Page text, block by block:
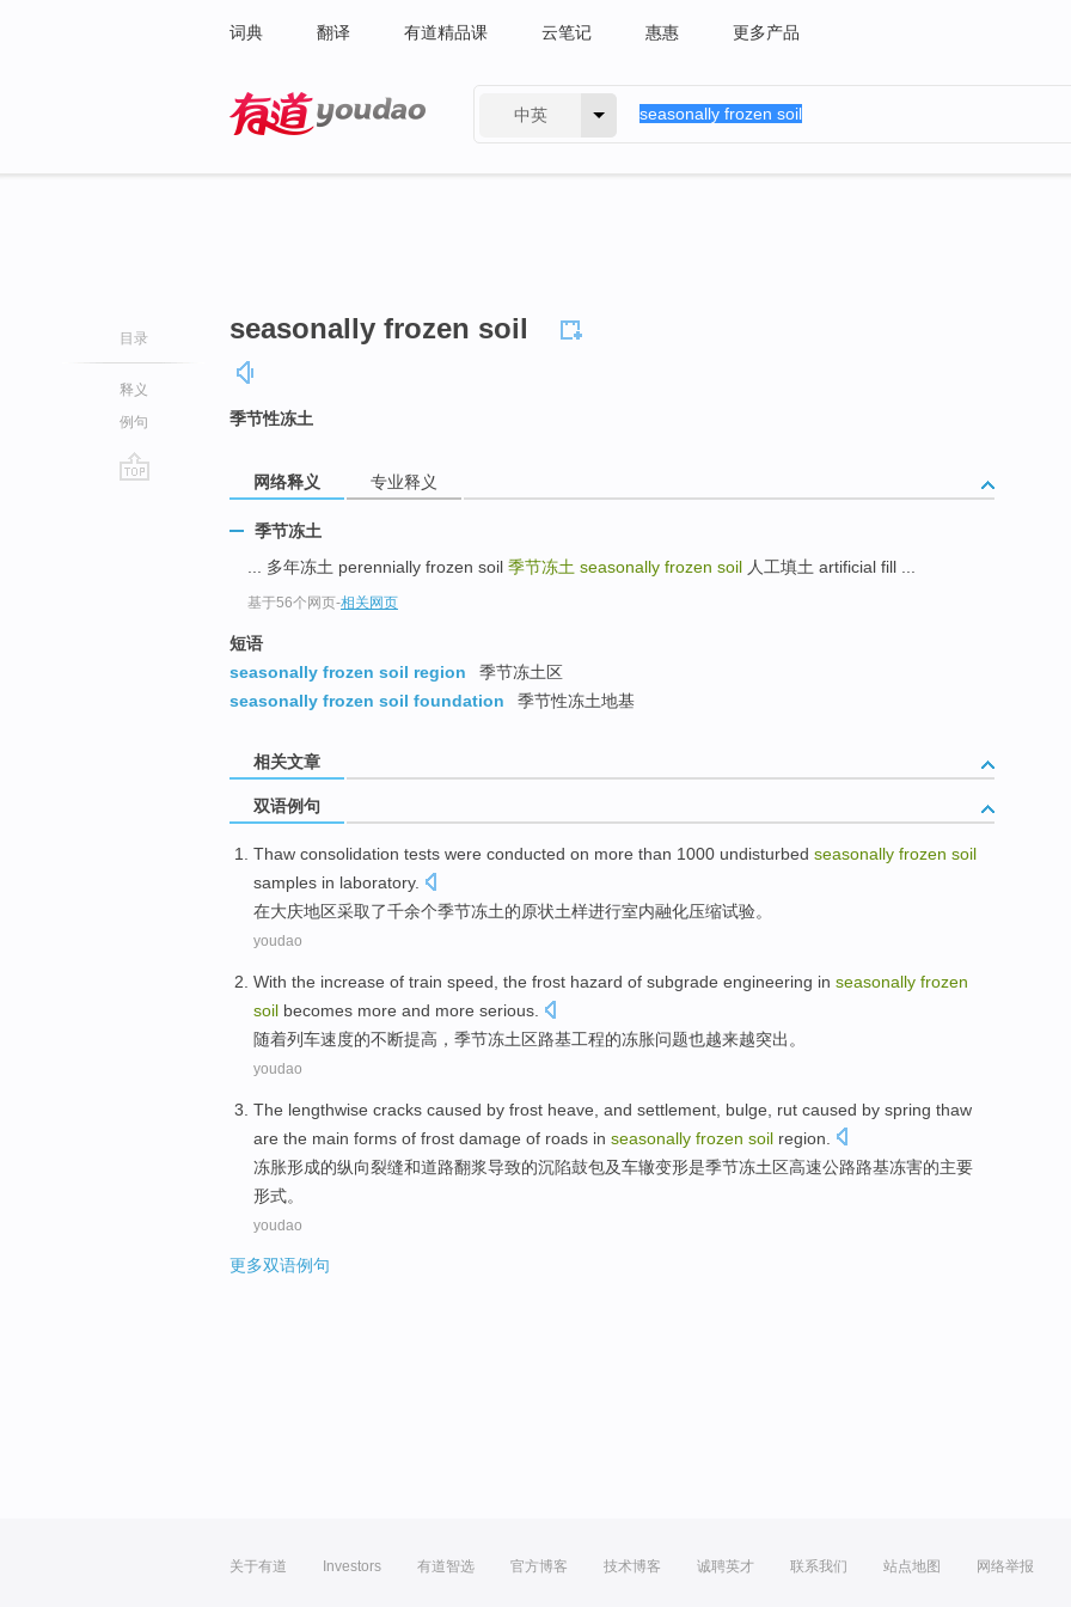
词典 翻译 有道精品课 云笔记 惠惠 更多产品
中英
目录
释义
例句
seasonally frozen soil
季节性冻土
网络释义 专业释义
季节冻土
... 多年冻土 perennially frozen soil 季节冻土 seasonally frozen soil 人工填土 artificial fill ...
基于56个网页-相关网页
短语
seasonally frozen soil region
季节冻土区
seasonally frozen soil foundation
季节性冻土地基
相关文章
双语例句
Thaw consolidation tests were conducted on more than 1000 undisturbed seasonally frozen soil
samples in laboratory.
在大庆地区采取了千余个季节冻土的原状土样进行室内融化压缩试验。
youdao
With the increase of train speed , the frost hazard of subgrade engineering in seasonally frozen
soil becomes more and more serious
随着列车速度的不断提高 ， 季节冻土区路基工程的冻胀问题也越来越突出 。
youdao
The lengthwise cracks caused by frost heave and settlement bulge rut caused by spring thaw
are the main forms of frost damage of roads in seasonally frozen soil region
冻胀形成的纵向裂缝和道路翻浆导致的沉陷鼓包及车辙变形是季节冻土区高速公路路基冻害的主要
形式。
youdao
更多双语例句
关于有道 Investors 有道智选 官方博客 技术博客 诚聘英才 联系我们 站点地图 网络举报